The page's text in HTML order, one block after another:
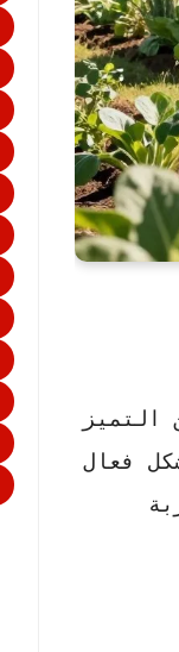
التميز
فعال